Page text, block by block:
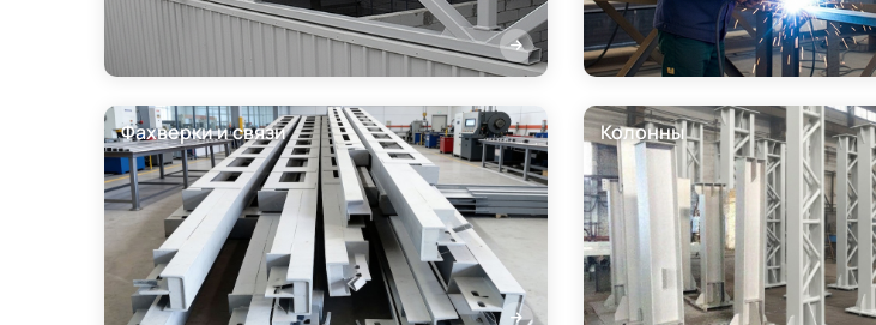
Фахверки и связи Колонны